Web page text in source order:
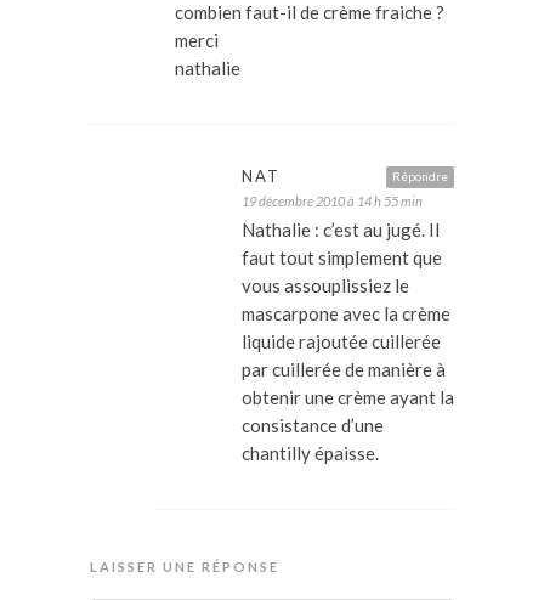
combien faut-il de crème fraiche ?
merci
nathalie
Répondre
NAT
19 décembre 2010 à 14 h 55 min
Nathalie : c’est au jugé. Il
faut tout simplement que
vous assouplissiez le
mascarpone avec la crème
liquide rajoutée cuillerée
par cuillerée de manière à
obtenir une crème ayant la
consistance d’une
chantilly épaisse.
LAISSER UNE RÉPONSE